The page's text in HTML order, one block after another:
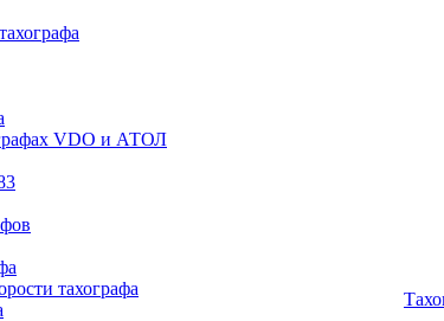
VDO и АТОЛ
тахографа